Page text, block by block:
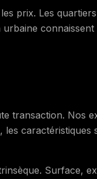
prix. Les
connaissent
transaction. Nos
caractéristiques
Surface,